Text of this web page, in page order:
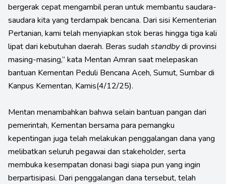
bergerak cepat mengambil peran untuk membantu saudara-
saudara kita yang terdampak bencana. Dari sisi Kementerian
Pertanian, kami telah menyiapkan stok beras hingga tiga kali
lipat dari kebutuhan daerah. Beras sudah standbydi provinsi
masing-masing,” kata Mentan Amran saat melepaskan
bantuan Kementan Peduli Bencana Aceh, Sumut, Sumbar di
Kanpus Kementan, Kamis(4/12/25).
Mentan menambahkan bahwa selain bantuan pangan dari
pemerintah, Kementan bersama para pemangku
kepentingan juga telah melakukan penggalangan dana yang
melibatkan seluruh pegawai dan stakeholder, serta
membuka kesempatan donasi bagi siapa pun yang ingin
berpartisipasi. Dari penggalangan dana tersebut, telah